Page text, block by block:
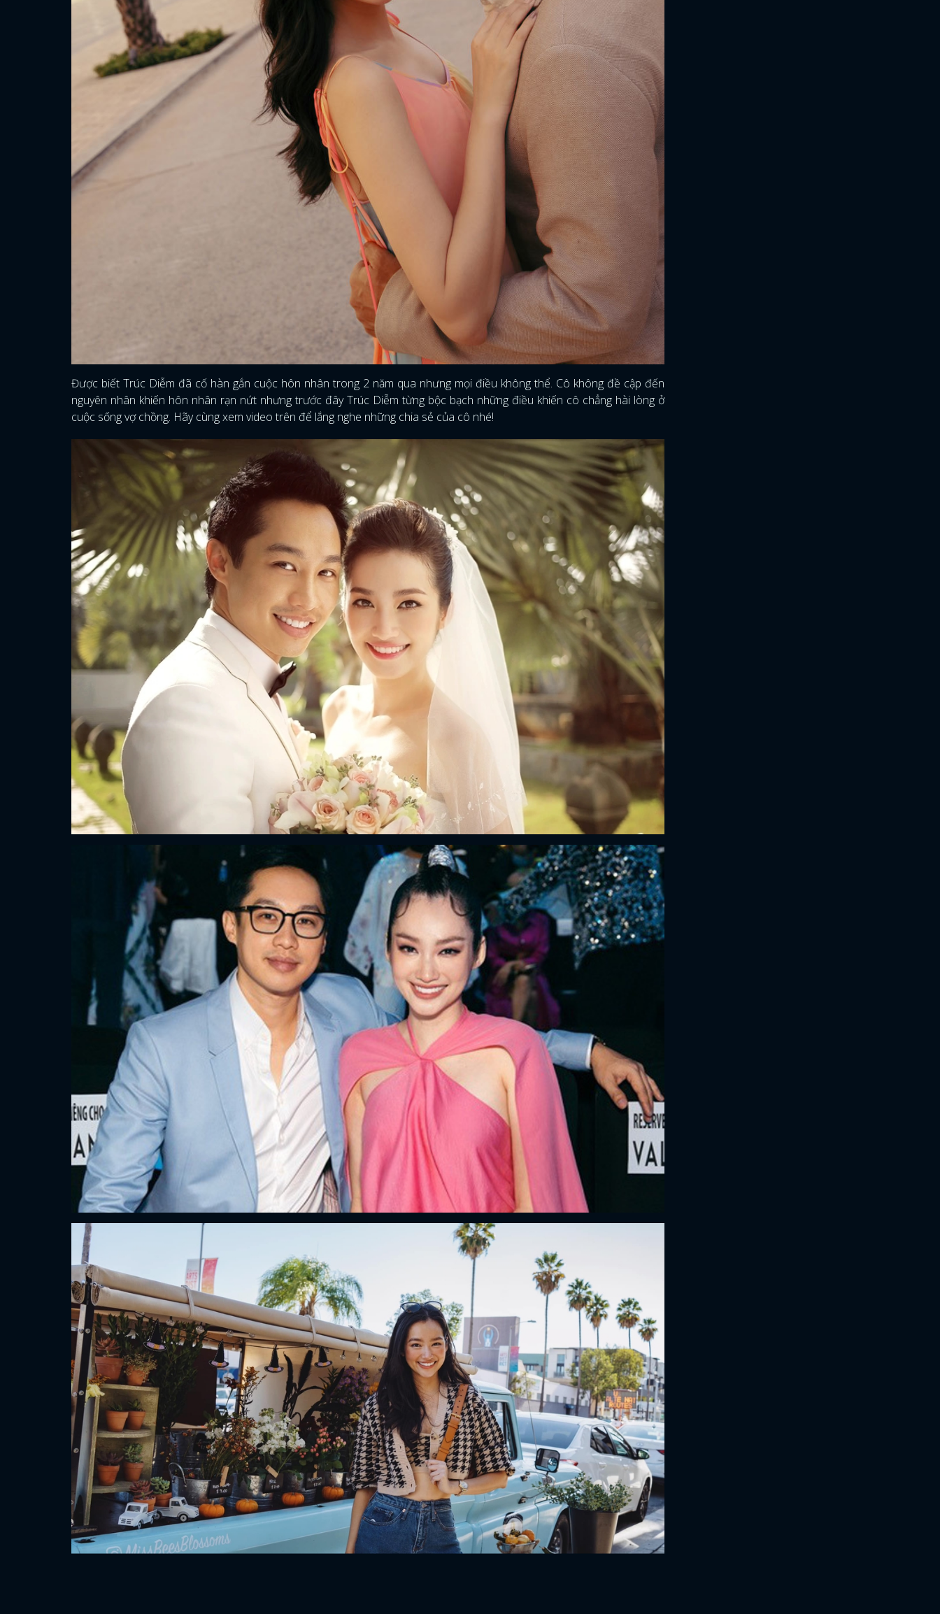
ĐĂNG NHẬP
FACEBOOK GOOGLE
Được biết Trúc Diễm đã cố hàn gắn cuộc hôn nhân trong 2 năm qua nhưng mọi điều không thể. Cô không đề cập đến
nguyên nhân khiến hôn nhân rạn nứt nhưng trước đây Trúc Diễm từng bộc bạch những điều khiến cô chẳng hài lòng ở
cuộc sống vợ chồng. Hãy cùng xem video trên để lắng nghe những chia sẻ của cô nhé!